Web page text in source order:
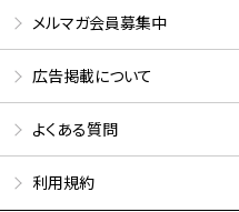
メルマガ会員募集中
広告掲載について
よくある質問
利用規約